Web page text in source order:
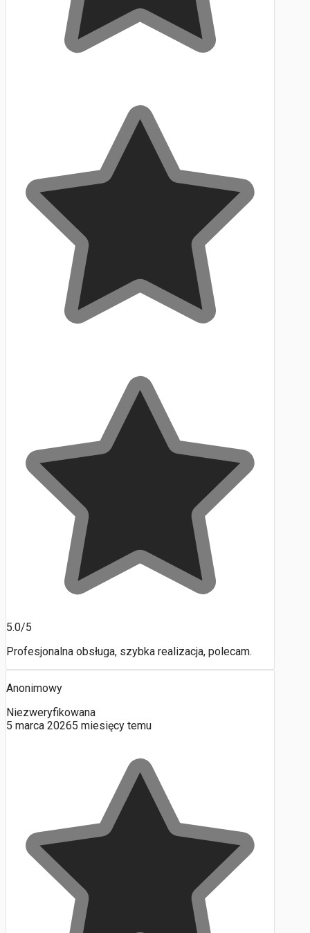
5.0/5
Profesjonalna obsługa, szybka realizacja, polecam.
Anonimowy
Niezweryfikowana
5 marca 20265 miesięcy temu